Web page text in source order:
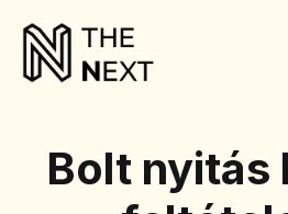
Bolt nyitás